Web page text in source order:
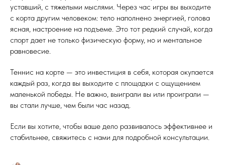
уставший, с тяжелыми мыслями. Через час игры вы выходите
с корта другим человеком: тело наполнено энергией, голова
ясная, настроение на подъеме. Это тот редкий случай, когда
спорт дает не только физическую форму, но и ментальное
равновесие.
Теннис на корте — это инвестиция в себя, которая окупается
каждый раз, когда вы выходите с площадки с ощущением
маленькой победы. Не важно, выиграли вы или проиграли —
вы стали лучше, чем были час назад.
Если вы хотите, чтобы ваше дело развивалось эффективнее и
стабильнее, свяжитесь с нами для подробной консультации.